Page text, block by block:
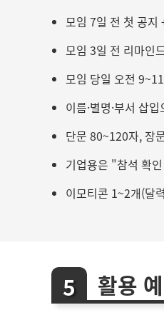
모임 7일 전 첫 공지
모임 3일 전 리마인
모임 당일 오전
이름·별명·부서 삽
단문 80~120자, 장
기업용은 "참석 확
이모티콘 1~2개(달
활용